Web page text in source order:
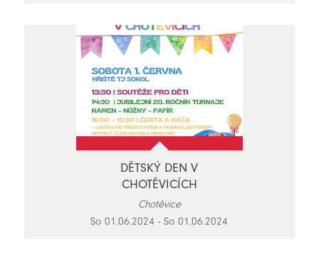
DĚTSKÝ DEN V
CHOTĚVICÍCH
Chotěvice
So 01.06.2024 - So 01.06.2024